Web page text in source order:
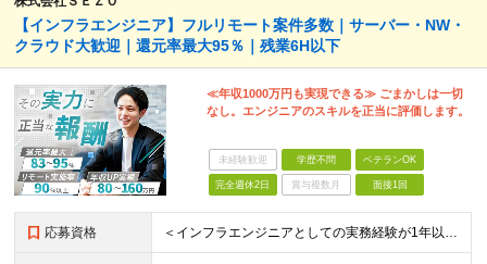
【インフラエンジニア】フルリモート案件多数｜サーバー・NW・
クラウド大歓迎｜還元率最大95％｜残業6H以下
≪年収1000万円も実現できる≫ ごまかしは一切
なし。エンジニアのスキルを正当に評価します。
未経験歓迎 学歴不問 ベテランOK
完全週休2日 賞与複数月 面接1回
応募資格 ＜インフラエンジニアとしての実務経験が1年以上ある方を募集！＞ ◆何らかの実務経験1年以上をお持ちの方 ◆既卒・ブランクもOK ◆学歴不問 ◆転職回数は一切問いません ◆オンプレ・クラウドの経験は不問